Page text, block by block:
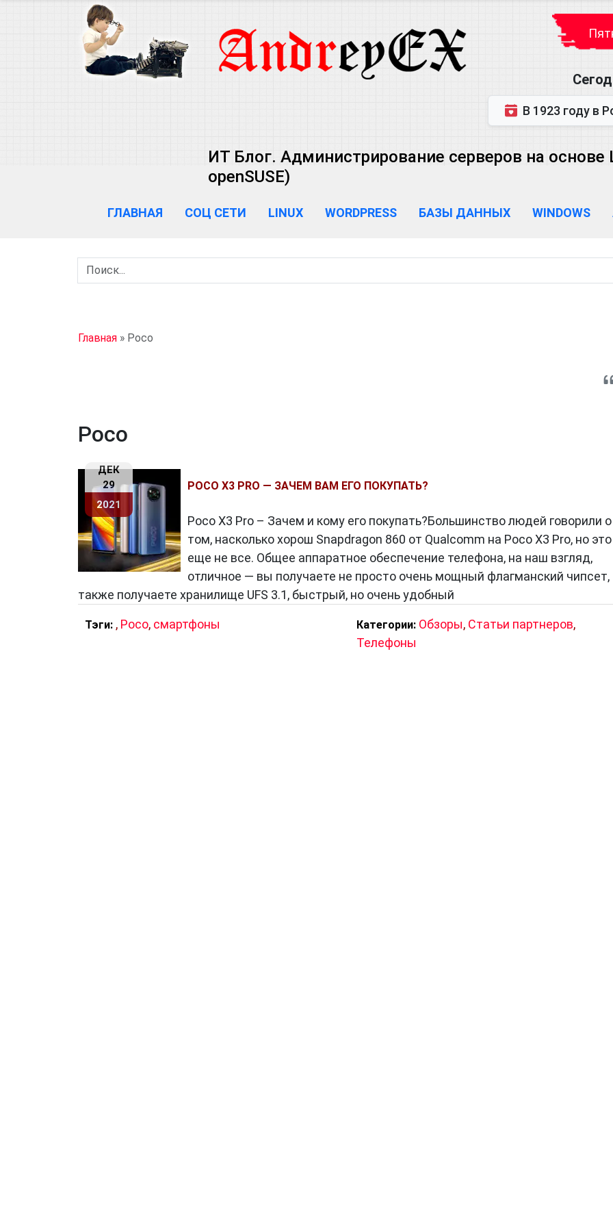
В 1923 году в Ростове-на-Дону
ИТ Блог. Администрирование серверов на основе
openSUSE)
ГЛАВНАЯ СОЦ СЕТИ LINUX WORDPRESS БАЗЫ ДАННЫХ WINDOWS
Главная » Poco
Poco
ДЕК
29
2021
POCO X3 PRO — ЗАЧЕМ ВАМ ЕГО ПОКУПАТЬ?
Poco X3 Pro – Зачем и кому его покупать?Большинство людей говорили о
том, насколько хорош Snapdragon 860 от Qualcomm на Poco X3 Pro, но это
еще не все. Общее аппаратное обеспечение телефона, на наш взгляд,
отличное — вы получаете не просто очень мощный флагманский
также получаете хранилище UFS 3.1, быстрый, но очень удобный
Тэги: , Poco, смартфоны Категории: Обзоры, Статьи партнеров,
Телефоны